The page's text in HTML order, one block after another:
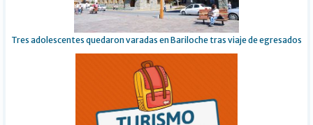
Tres adolescentes quedaron varadas en Bariloche tras viaje de egresados